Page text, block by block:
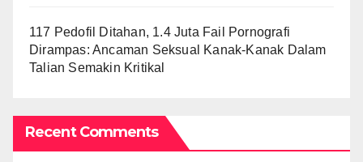
117 Pedofil Ditahan, 1.4 Juta Fail Pornografi
Dirampas: Ancaman Seksual Kanak-Kanak Dalam
Talian Semakin Kritikal
Recent Comments